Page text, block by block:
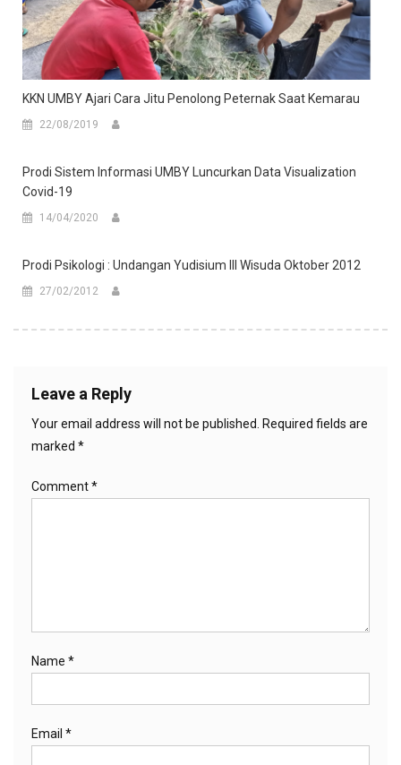
KKN UMBY Ajari Cara Jitu Penolong Peternak Saat Kemarau
22/08/2019
Prodi Sistem Informasi UMBY Luncurkan Data Visualization
Covid-19
14/04/2020
Prodi Psikologi : Undangan Yudisium III Wisuda Oktober 2012
27/02/2012
Leave a Reply
Your email address will not be published.
Required fields are
marked *
Comment*
Name *
Email *